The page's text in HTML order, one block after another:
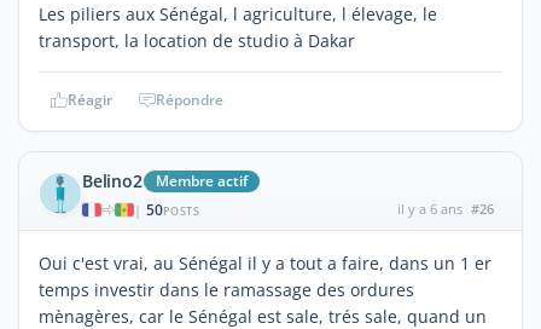
Les piliers aux Sénégal, l agriculture, l élevage, le
transport, la location de studio à Dakar
Réagir Répondre
Belino2 Membre actif
| 50POSTS il y a 6 ans #26
Oui c'est vrai, au Sénégal il y a tout a faire, dans un 1 er
temps investir dans le ramassage des ordures
mènagères, car le Sénégal est sale, trés sale, quand un